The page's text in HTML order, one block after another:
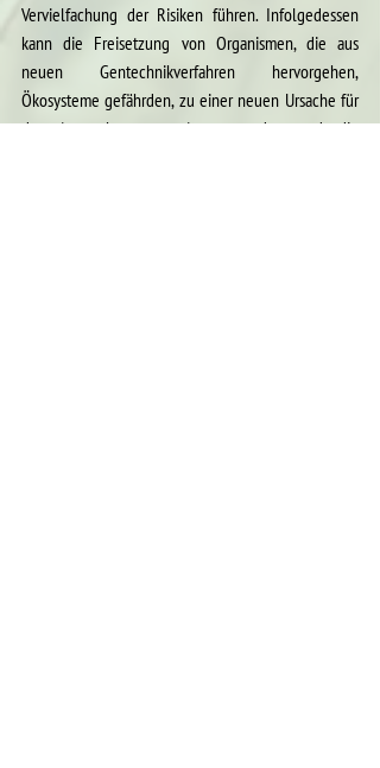
Vervielfachung der Risiken führen. Infolgedessen
kann die Freisetzung von Organismen, die aus
neuen Gentechnikverfahren hervorgehen,
Ökosysteme gefährden, zu einer neuen Ursache für
das Aussterben von Arten werden und die